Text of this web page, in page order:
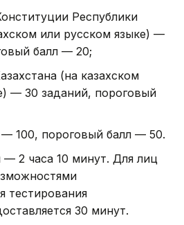
Республики
или русском языке) —
балл — 20;
(на казахском
— 30 заданий, пороговый
100, пороговый балл — 50.
— 2 часа 10 минут. Для лиц
тестирования
30 минут.